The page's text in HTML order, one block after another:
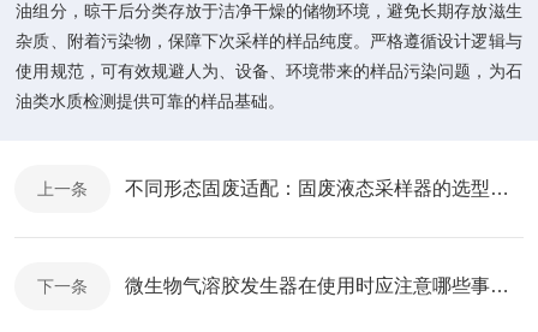
油组分，晾干后分类存放于洁净干燥的储物环境，避免长期存放滋生
杂质、附着污染物，保障下次采样的样品纯度。严格遵循设计逻辑与
使用规范，可有效规避人为、设备、环境带来的样品污染问题，为石
油类水质检测提供可靠的样品基础。
上一条 不同形态固废适配：固废液态采样器的选型与使用技巧
下一条 微生物气溶胶发生器在使用时应注意哪些事项？